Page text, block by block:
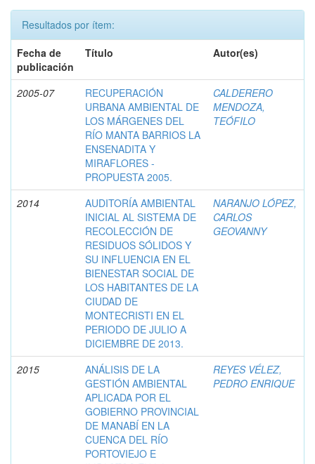
Resultados por ítem:
Fecha de
publicación
Título Autor(es)
2005-07
RECUPERACIÓN
URBANA AMBIENTAL DE
LOS MÁRGENES DEL
RÍO MANTA BARRIOS LA
ENSENADITA Y
MIRAFLORES -
PROPUESTA 2005.
CALDERERO
MENDOZA,
TEÓFILO
2014
AUDITORÍA AMBIENTAL
INICIAL AL SISTEMA DE
RECOLECCIÓN DE
RESIDUOS SÓLIDOS Y
SU INFLUENCIA EN EL
BIENESTAR SOCIAL DE
LOS HABITANTES DE LA
CIUDAD DE
MONTECRISTI EN EL
PERIODO DE JULIO A
DICIEMBRE DE 2013.
NARANJO LÓPEZ,
CARLOS
GEOVANNY
2015
ANÁLISIS DE LA
GESTIÓN AMBIENTAL
APLICADA POR EL
GOBIERNO PROVINCIAL
DE MANABÍ EN LA
CUENCA DEL RÍO
PORTOVIEJO E
REYES VÉLEZ,
PEDRO ENRIQUE